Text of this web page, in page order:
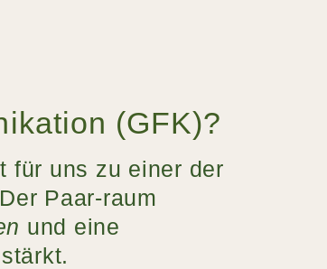
(GFK)?
für uns zu einer der
Paar-raum
und eine